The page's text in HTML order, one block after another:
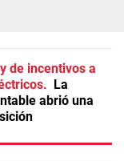
de incentivos a
La
abrió una